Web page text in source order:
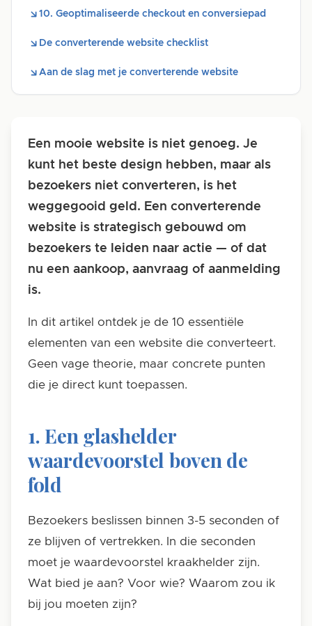
10. Geoptimaliseerde checkout en conversiepad
De converterende website checklist
Aan de slag met je converterende website
Een mooie website is niet genoeg. Je
kunt het beste design hebben, maar als
bezoekers niet converteren, is het
weggegooid geld. Een converterende
website is strategisch gebouwd om
bezoekers te leiden naar actie — of dat
nu een aankoop, aanvraag of aanmelding
is.
In dit artikel ontdek je de 10 essentiële
elementen van een website die converteert.
Geen vage theorie, maar concrete punten
die je direct kunt toepassen.
1. Een glashelder
waardevoorstel boven de
fold
Bezoekers beslissen binnen 3-5 seconden of
ze blijven of vertrekken. In die seconden
moet je waardevoorstel kraakhelder zijn.
Wat bied je aan? Voor wie? Waarom zou ik
bij jou moeten zijn?